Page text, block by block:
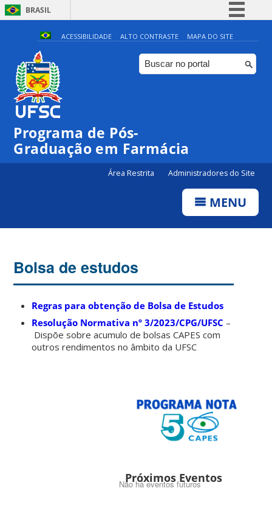
BRASIL
Simplifique!
Comunica BR
Participe
ACESSIBILIDADE ALTO CONTRASTE MAPA DO SITE
Programa de Pós-
Graduação em Farmácia
Área Restrita Administradores do Site
MENU
Bolsa de estudos
Regras para obtenção de Bolsa de Estudos
Resolução Normativa nº 3/2023/CPG/UFSC –
Dispõe sobre acumulo de bolsas CAPES com
outros rendimentos no âmbito da UFSC
Próximos Eventos
Não há eventos futuros